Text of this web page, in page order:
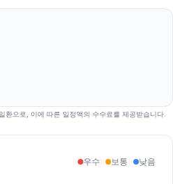
5190 -7.49539618
376953
환으로, 이에 따른 일정액의 수수료를 제공받습니다.
우수 보통 낮음